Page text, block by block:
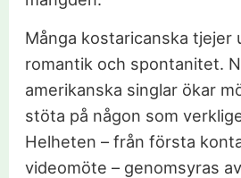
Många kostaricanska tjejer
romantik och spontanitet.
amerikanska singlar ökar
stöta på någon som
Helheten – från första
videomöte – genomsyras